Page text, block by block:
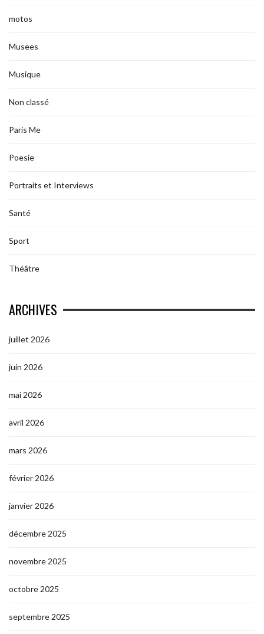
motos
Musees
Musique
Non classé
Paris Me
Poesie
Portraits et Interviews
Santé
Sport
Théâtre
ARCHIVES
juillet 2026
juin 2026
mai 2026
avril 2026
mars 2026
février 2026
janvier 2026
décembre 2025
novembre 2025
octobre 2025
septembre 2025